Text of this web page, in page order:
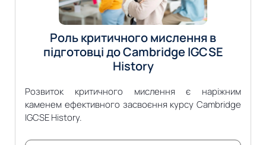
Роль критичного мислення в
підготовці до Cambridge IGCSE
History
Розвиток критичного мислення є наріжним
каменем ефективного засвоєння курсу Cambridge
IGCSE History.